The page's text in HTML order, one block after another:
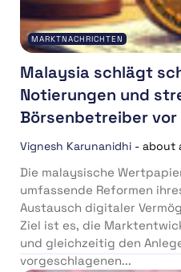
MARKTNACHRICHTEN
Malaysia schlägt
Notierungen und
Börsenbetreiber vor
Vignesh Karunanidhi - about
Die malaysische
umfassende Reformen
Austausch digitaler
Ziel ist es, die
und gleichzeitig den
vorgeschlagenen...